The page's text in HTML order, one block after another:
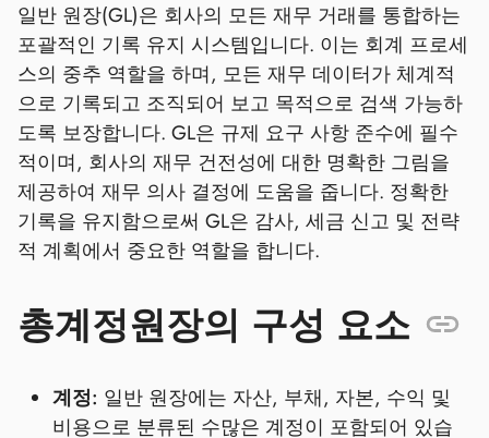
일반 원장(GL)은 회사의 모든 재무 거래를 통합하는
포괄적인 기록 유지 시스템입니다. 이는 회계 프로세
스의 중추 역할을 하며, 모든 재무 데이터가 체계적
으로 기록되고 조직되어 보고 목적으로 검색 가능하
도록 보장합니다. GL은 규제 요구 사항 준수에 필수
적이며, 회사의 재무 건전성에 대한 명확한 그림을
제공하여 재무 의사 결정에 도움을 줍니다. 정확한
기록을 유지함으로써 GL은 감사, 세금 신고 및 전략
적 계획에서 중요한 역할을 합니다.
총계정원장의 구성 요소
계정: 일반 원장에는 자산, 부채, 자본, 수익 및
비용으로 분류된 수많은 계정이 포함되어 있습